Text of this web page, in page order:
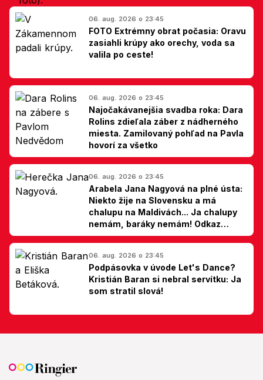
06. aug. 2026 o 23:45
FOTO Extrémny obrat počasia: Oravu
zasiahli krúpy ako orechy, voda sa
valila po ceste!
06. aug. 2026 o 23:45
Najočakávanejšia svadba roka: Dara
Rolins zdieľala záber z nádherného
miesta. Zamilovaný pohľad na Pavla
hovorí za všetko
06. aug. 2026 o 23:45
Arabela Jana Nagyová na plné ústa:
Niekto žije na Slovensku a má
chalupu na Maldivách... Ja chalupy
nemám, baráky nemám! Odkaz
Slovákom
06. aug. 2026 o 23:45
Podpásovka v úvode Let's Dance?
Kristián Baran si nebral servítku: Ja
som stratil slová!